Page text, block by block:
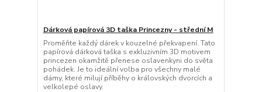
Dárková papírová 3D taška Princezny - střední M
Proměňte každý dárek v kouzelné překvapení. Tato
papírová dárková taška s exkluzivním 3D motivem
princezen okamžitě přenese oslavenkyni do světa
pohádek. Je to ideální volba pro všechny malé
dámy, které milují příběhy o královských dvorcích a
velkolepé oslavy.